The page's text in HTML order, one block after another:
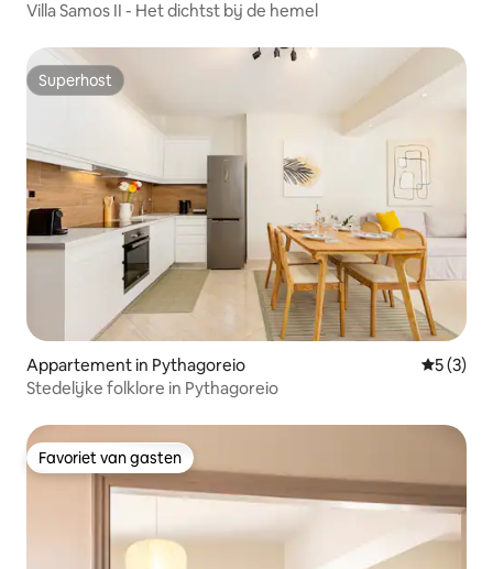
Villa Samos II - Het dichtst bij de hemel
Superhost
Superhost
Appartement in Pythagoreio
5 (3)
Stedelijke folklore in Pythagoreio
Favoriet van gasten
Favoriet van gasten